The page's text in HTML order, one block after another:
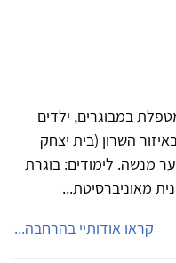
במבוגרים, ילדים
השרון (בית יצחק
מנשה. לימודים: בוגרת
מאוניברסיטת...
קראו אודותיי בהרחבה...